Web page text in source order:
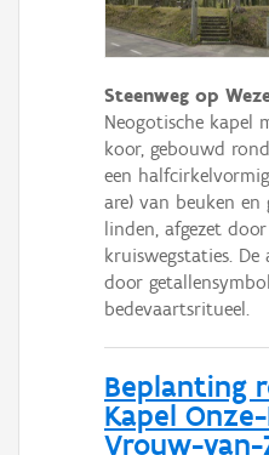
Steenweg op
Neogotische kapel
koor, gebouwd
een
are) van beuken en
linden, afgezet
kruiswegstaties. De
door
bedevaartsritueel.
Beplanting
Kapel
Vrouw-van-